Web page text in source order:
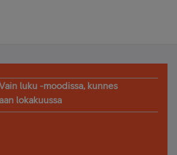
luku -moodissa, kunnes
lokakuussa